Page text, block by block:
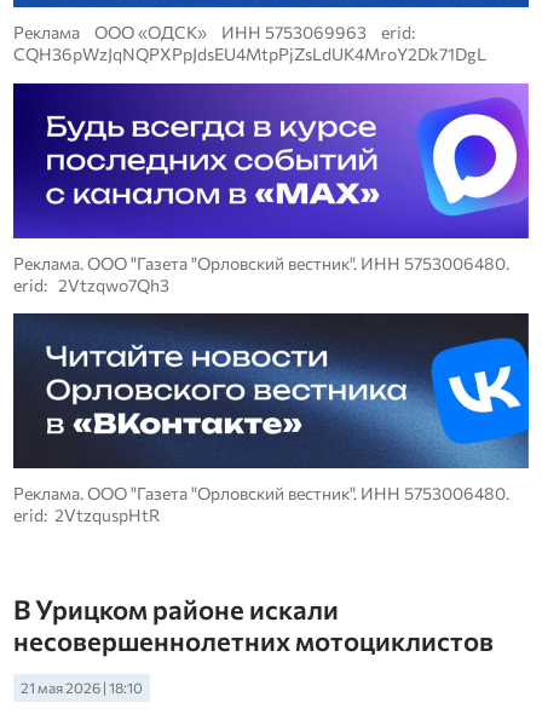
Реклама ООО «ОДСК» ИНН 5753069963 erid:
CQH36pWzJqNQPXPpJdsEU4MtpPjZsLdUK4MroY2Dk71DgL
Реклама. ООО "Газета "Орловский вестник". ИНН 5753006480.
erid: 2Vtzqwo7Qh3
Реклама. ООО "Газета "Орловский вестник". ИНН 5753006480.
erid: 2VtzquspHtR
В Урицком районе искали
несовершеннолетних мотоциклистов
21 мая 2026 | 18:10